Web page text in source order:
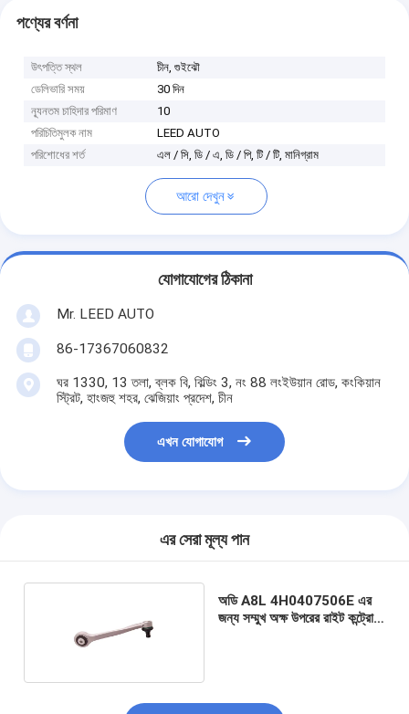
পণ্যের বর্ণনা
উৎপত্তি স্থল
চীন, গুইঝৌ
ডেলিভারি সময়
30 দিন
ন্যূনতম চাহিদার পরিমাণ
10
পরিচিতিমুলক নাম
LEED AUTO
পরিশোধের শর্ত
এল / সি, ডি / এ, ডি / পি, টি / টি, মানিগ্রাম
আরো দেখুন
যোগাযোগের ঠিকানা
Mr. LEED AUTO
86-17367060832
ঘর 1330, 13 তলা, ব্লক বি, বিল্ডিং 3, নং 88 লংইউয়ান রোড, কংকিয়ান
স্ট্রিট, হাংজহু শহর, ঝেজিয়াং প্রদেশ, চীন
এখন যোগাযোগ
এর সেরা মূল্য পান
অডি A8L 4H0407506E এর
জন্য সম্মুখ অক্ষ উপরের রাইট কন্ট্রোল